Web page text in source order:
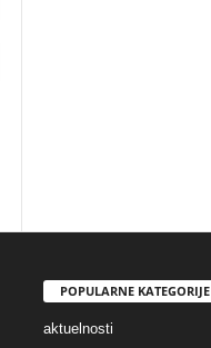
POPULARNE KATEGORIJE
aktuelnosti